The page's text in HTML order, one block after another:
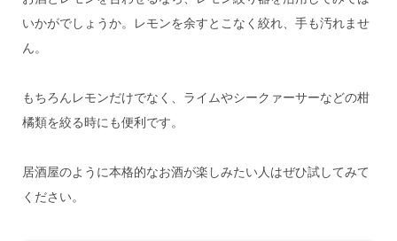
いかがでしょうか。レモンを余すとこなく絞れ、手も汚れませ
ん。
もちろんレモンだけでなく、ライムやシークァーサーなどの柑
橘類を絞る時にも便利です。
居酒屋のように本格的なお酒が楽しみたい人はぜひ試してみて
ください。